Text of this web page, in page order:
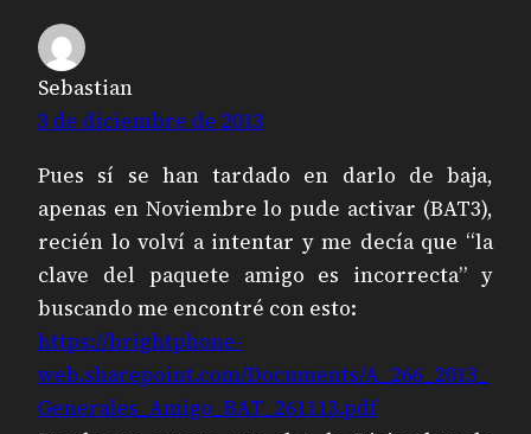
Sebastian
3 de diciembre de 2013
Pues sí se han tardado en darlo de baja,
apenas en Noviembre lo pude activar (BAT3),
recién lo volví a intentar y me decía que “la
clave del paquete amigo es incorrecta” y
buscando me encontré con esto:
https://brightphone-
web.sharepoint.com/Documents/A_266_2013_
Generales_Amigo_BAT_261113.pdf